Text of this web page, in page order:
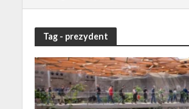
Tag - prezydent